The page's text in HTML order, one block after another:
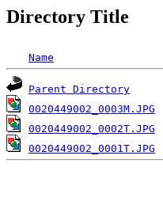
Directory Title
Name
Parent Directory
0020449002_0003M.JPG
0020449002_0002T.JPG
0020449002_0001T.JPG